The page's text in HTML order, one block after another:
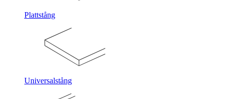
Plattstång
Universalstång